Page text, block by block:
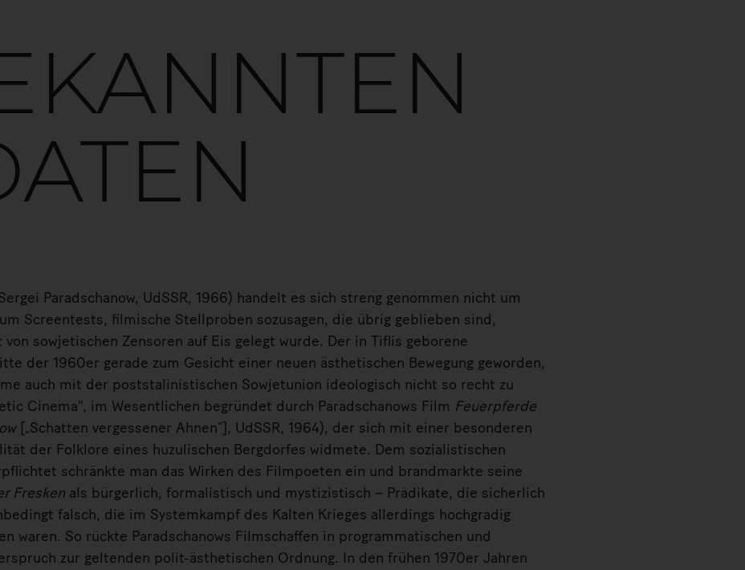
Paradschanow, UdSSR, 1966) handelt es sich streng genommen nicht um
Screentests, filmische Stellproben sozusagen, die übrig geblieben sind,
von sowjetischen Zensoren auf Eis gelegt wurde. Der in Tiflis geborene
der 1960er gerade zum Gesicht einer neuen ästhetischen Bewegung geworden,
auch mit der poststalinistischen Sowjetunion ideologisch nicht so recht zu
Cinema", im Wesentlichen begründet durch Paradschanows Film Feuerpferde
[„Schatten vergessener Ahnen“], UdSSR, 1964), der sich mit einer besonderen
der Folklore eines huzulischen Bergdorfes widmete. Dem sozialistischen
schränkte man das Wirken des Filmpoeten ein und brandmarkte seine
Fresken als bürgerlich, formalistisch und mystizistisch – Prädikate, die sicherlich
falsch, die im Systemkampf des Kalten Krieges allerdings hochgradig
waren. So rückte Paradschanows Filmschaffen in programmatischen und
zur geltenden polit-ästhetischen Ordnung. In den frühen 1970er Jahren